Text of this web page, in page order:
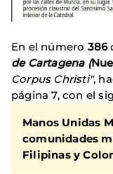
En el número 386
de Cartagena (
Corpus Christi",
página 7, con el
Manos Unidas
comunidades
Filipinas y